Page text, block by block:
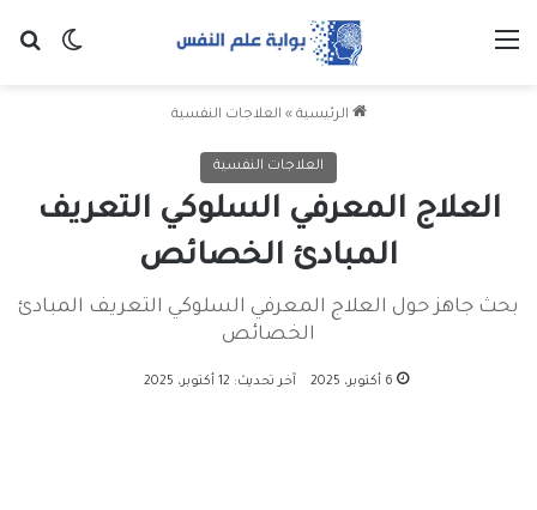
الرئيسية » العلاجات النفسية
العلاجات النفسية
العلاج المعرفي السلوكي التعريف
المبادئ الخصائص
بحث جاهز حول العلاج المعرفي السلوكي التعريف المبادئ
الخصائص
6 أكتوبر، 2025 آخر تحديث: 12 أكتوبر، 2025